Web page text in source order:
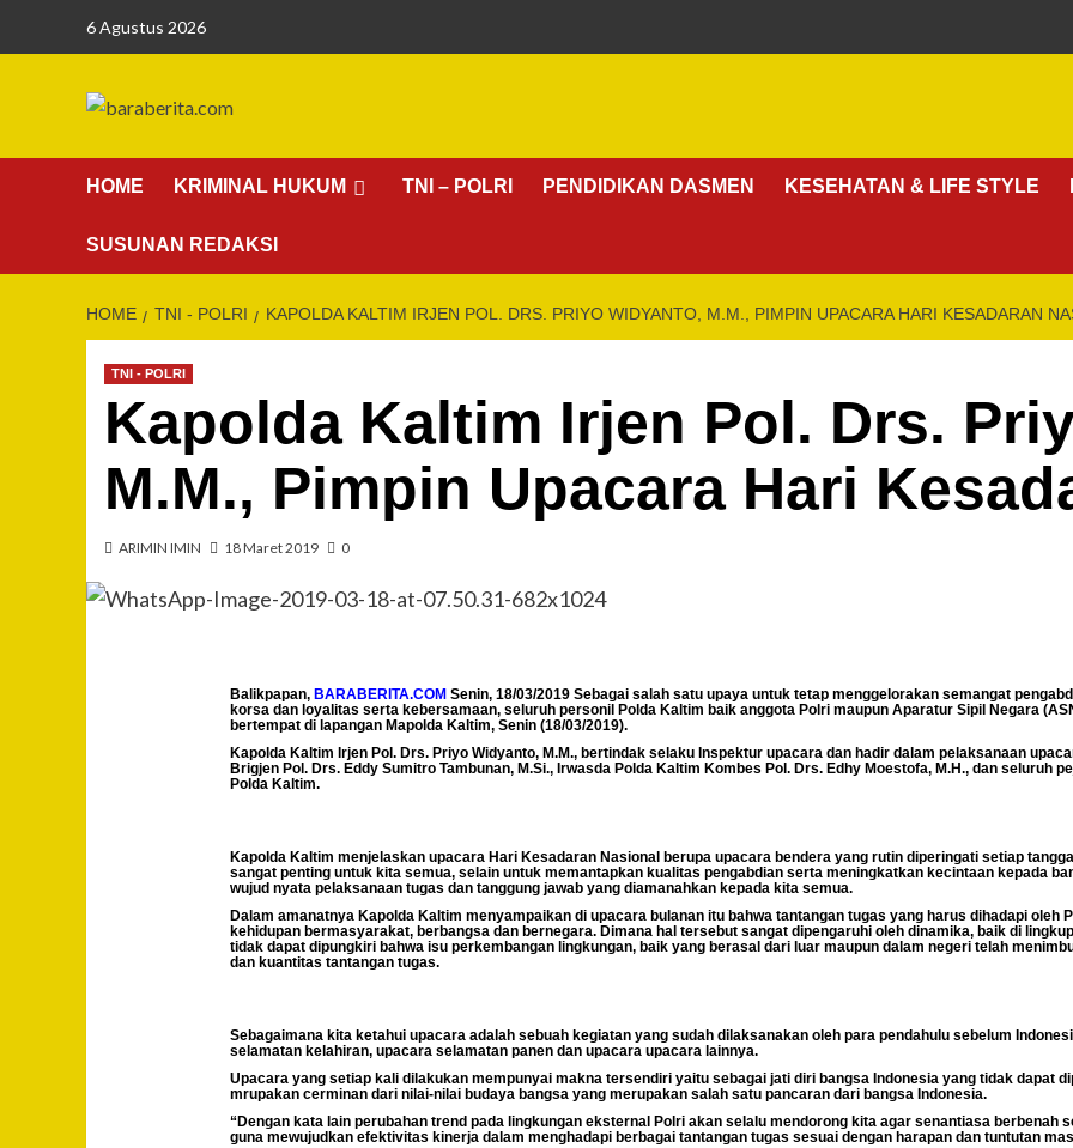
6 Agustus 2026
HOME KRIMINAL HUKUM TNI – POLRI PENDIDIKAN DASMEN KESEHATAN & LIFE STYLE
SUSUNAN REDAKSI
HOME TNI - POLRI KAPOLDA KALTIM IRJEN POL. DRS. PRIYO WIDYANTO, M.M., PIMPIN UPACARA HARI KESADARAN
TNI - POLRI
Kapolda Kaltim Irjen Pol. Drs.
M.M., Pimpin Upacara Hari
ARIMIN IMIN 18 Maret 2019 0
Balikpapan, BARABERITA.COM Senin, 18/03/2019 Sebagai salah satu upaya untuk tetap menggelorakan semangat
korsa dan loyalitas serta kebersamaan, seluruh personil Polda Kaltim baik anggota Polri maupun Aparatur Sipil Negara
bertempat di lapangan Mapolda Kaltim, Senin (18/03/2019).
Kapolda Kaltim Irjen Pol. Drs. Priyo Widyanto, M.M., bertindak selaku Inspektur upacara dan hadir dalam pelaksanaan
Brigjen Pol. Drs. Eddy Sumitro Tambunan, M.Si., Irwasda Polda Kaltim Kombes Pol. Drs. Edhy Moestofa, M.H., dan seluruh
Polda Kaltim.
Kapolda Kaltim menjelaskan upacara Hari Kesadaran Nasional berupa upacara bendera yang rutin diperingati setiap
sangat penting untuk kita semua, selain untuk memantapkan kualitas pengabdian serta meningkatkan kecintaan kepada
wujud nyata pelaksanaan tugas dan tanggung jawab yang diamanahkan kepada kita semua.
Dalam amanatnya Kapolda Kaltim menyampaikan di upacara bulanan itu bahwa tantangan tugas yang harus dihadapi oleh
kehidupan bermasyarakat, berbangsa dan bernegara. Dimana hal tersebut sangat dipengaruhi oleh dinamika, baik di
tidak dapat dipungkiri bahwa isu perkembangan lingkungan, baik yang berasal dari luar maupun dalam negeri telah
dan kuantitas tantangan tugas.
Sebagaimana kita ketahui upacara adalah sebuah kegiatan yang sudah dilaksanakan oleh para pendahulu sebelum
selamatan kelahiran, upacara selamatan panen dan upacara upacara lainnya.
Upacara yang setiap kali dilakukan mempunyai makna tersendiri yaitu sebagai jati diri bangsa Indonesia yang tidak dapat
mrupakan cerminan dari nilai-nilai budaya bangsa yang merupakan salah satu pancaran dari bangsa Indonesia.
“Dengan kata lain perubahan trend pada lingkungan eksternal Polri akan selalu mendorong kita agar senantiasa berbenah
guna mewujudkan efektivitas kinerja dalam menghadapi berbagai tantangan tugas sesuai dengan harapan dan tuntutan